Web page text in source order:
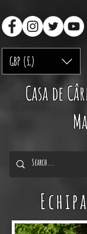
GBP (£)
Casa de